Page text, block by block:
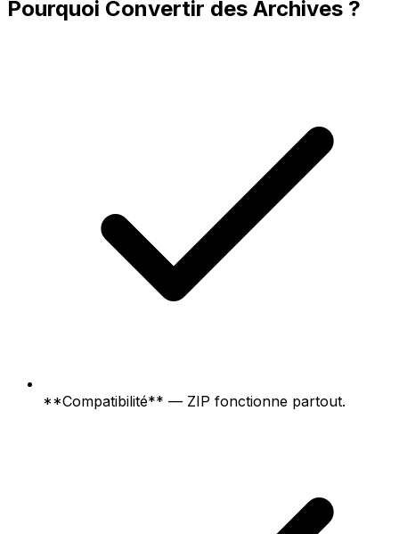
Pourquoi Convertir des Archives ?
**Compatibilité** — ZIP fonctionne partout.